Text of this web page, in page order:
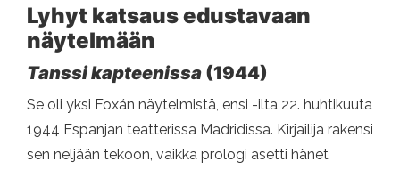
Lyhyt katsaus edustavaan
näytelmään
Tanssi kapteenissa (1944)
Se oli yksi Foxán näytelmistä, ensi -ilta 22. huhtikuuta
1944 Espanjan teatterissa Madridissa. Kirjailija rakensi
sen neljään tekoon, vaikka prologi asetti hänet